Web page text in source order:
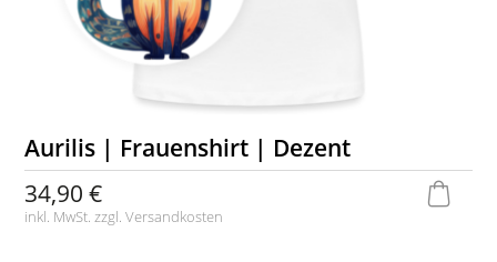
Aurilis | Frauenshirt | Dezent
34,90 €
inkl. MwSt. zzgl.Versandkosten